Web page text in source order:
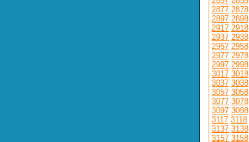
2877 2878
2897 2898
2917 2918
2937 2938
2957 2958
2977 2978
2997 2998
3017 3018
3037 3038
3057 3058
3077 3078
3097 3098
3117 3118
3137 3138
3157 3158